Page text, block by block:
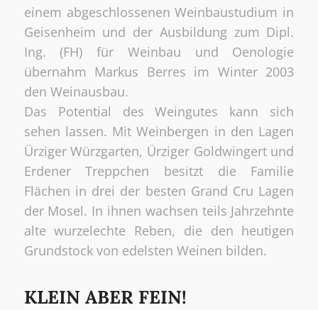
einem abgeschlossenen Weinbaustudium in
Geisenheim und der Ausbildung zum Dipl.
Ing. (FH) für Weinbau und Oenologie
übernahm Markus Berres im Winter 2003
den Weinausbau.
Das Potential des Weingutes kann sich
sehen lassen. Mit Weinbergen in den Lagen
Ürziger Würzgarten, Ürziger Goldwingert und
Erdener Treppchen besitzt die Familie
Flächen in drei der besten Grand Cru Lagen
der Mosel. In ihnen wachsen teils Jahrzehnte
alte wurzelechte Reben, die den heutigen
Grundstock von edelsten Weinen bilden.
KLEIN ABER FEIN!